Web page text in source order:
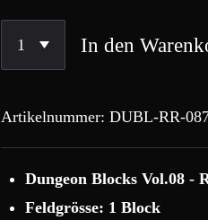
In den
Artikelnummer: DUBL-RR-
Dungeon Blocks Vol.08 -
Feldgrösse: 1 Block